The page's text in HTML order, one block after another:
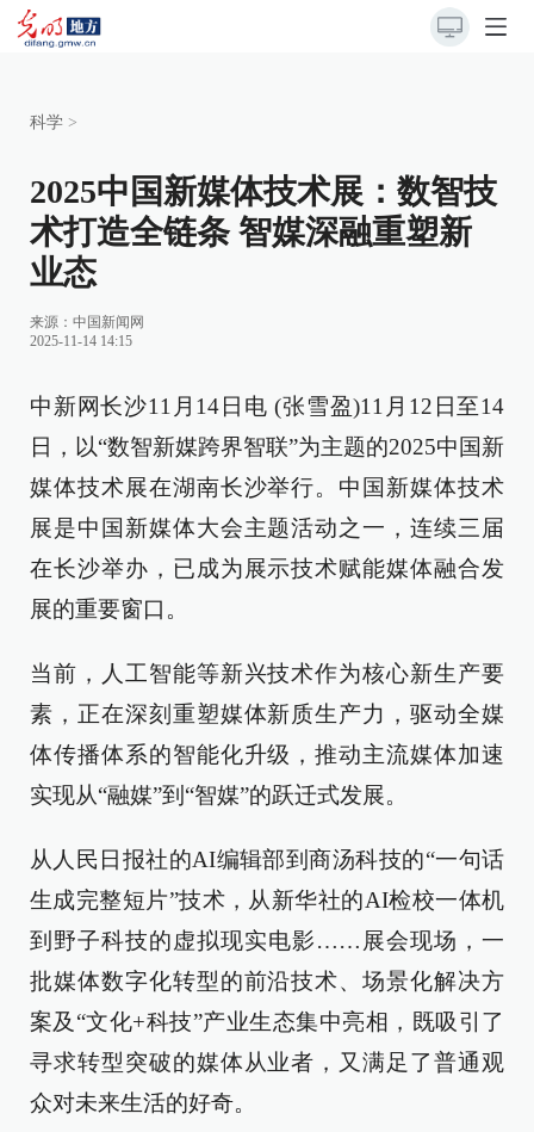
科学 >
2025中国新媒体技术展：数智技
术打造全链条 智媒深融重塑新
业态
来源： 中国新闻网
2025-11-14 14:15
中新网长沙11月14日电 (张雪盈)11月12日至14
日，以“数智新媒跨界智联”为主题的2025中国新
媒体技术展在湖南长沙举行。中国新媒体技术
展是中国新媒体大会主题活动之一，连续三届
在长沙举办，已成为展示技术赋能媒体融合发
展的重要窗口。
当前，人工智能等新兴技术作为核心新生产要
素，正在深刻重塑媒体新质生产力，驱动全媒
体传播体系的智能化升级，推动主流媒体加速
实现从“融媒”到“智媒”的跃迁式发展。
从人民日报社的AI编辑部到商汤科技的“一句话
生成完整短片”技术，从新华社的AI检校一体机
到野子科技的虚拟现实电影……展会现场，一
批媒体数字化转型的前沿技术、场景化解决方
案及“文化+科技”产业生态集中亮相，既吸引了
寻求转型突破的媒体从业者，又满足了普通观
众对未来生活的好奇。